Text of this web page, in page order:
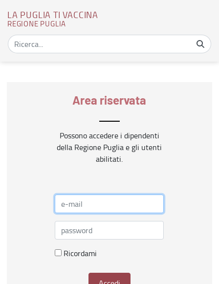
LA PUGLIA TI VACCINA
REGIONE PUGLIA
Area riservata
Possono accedere i dipendenti
della Regione Puglia e gli utenti
abilitati.
Ricordami